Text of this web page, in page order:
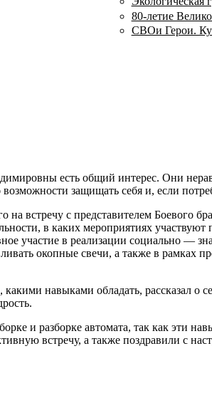
80-летие
СВОи Герои.
есть общий интерес. Они
защищать себя и, если
встречу с представителем Боевого
в каких мероприятиях участвуют
участие в реализации социально —
окопные свечи, а также в рамках
навыками обладать, рассказал о
и разборке автомата, так как эти
встречу, а также поздравили с